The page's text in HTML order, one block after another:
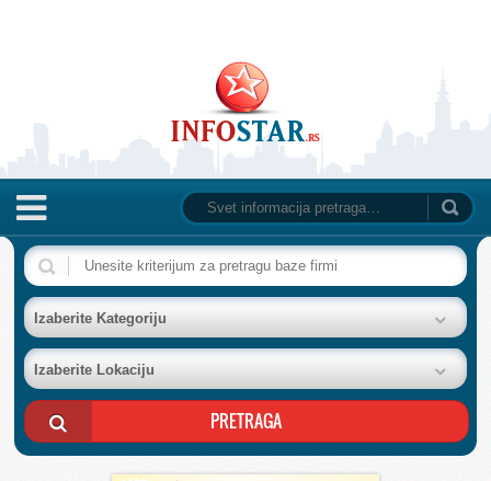
NASLOVNA
BAZA FIRMI
POSLOVNI OGLASI
AKCIJE I KATALOZI
Izaberite Kategoriju
Izaberite Lokaciju